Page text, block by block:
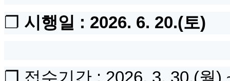
❐ 시행일 : 2026. 6. 20.(토)